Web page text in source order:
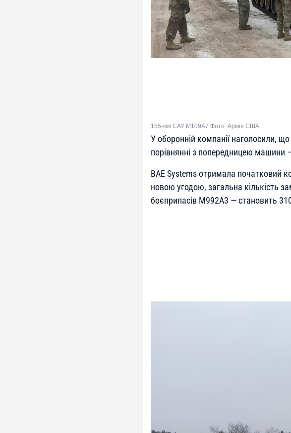
155-мм САУ M109A7 Фото: Армія США
У оборонній компанії наголосили,
порівнянні з попередницею машини
BAE Systems отримала початковий
новою угодою, загальна кількість
боєприпасів M992A3 — становить